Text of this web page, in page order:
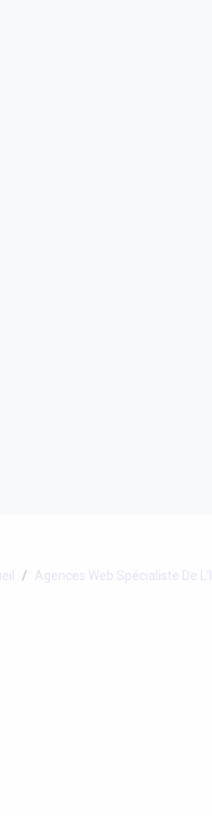
Agences Web Spécialiste De